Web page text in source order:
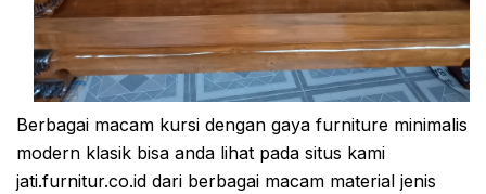
Berbagai macam kursi dengan gaya furniture minimalis
modern klasik bisa anda lihat pada situs kami
jati.furnitur.co.id dari berbagai macam material jenis